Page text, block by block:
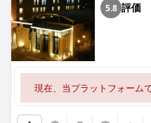
5.8 評価
現在、当プラットフォーム